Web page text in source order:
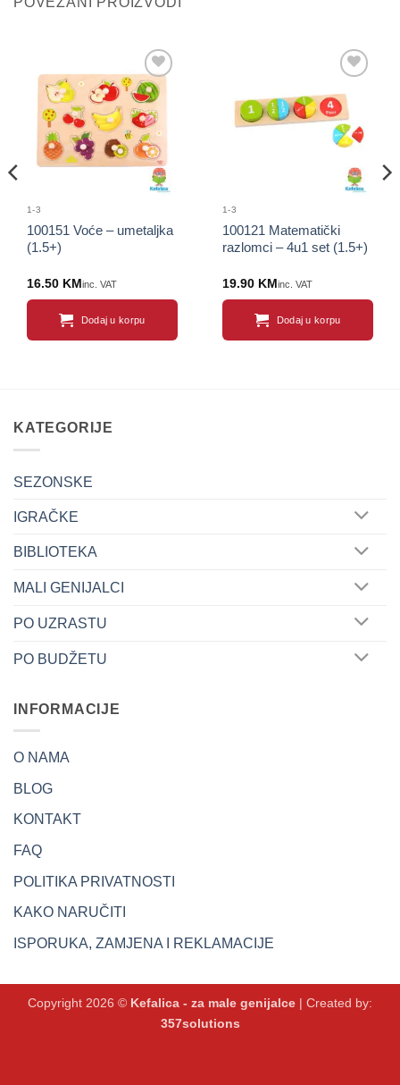
Sačuvaj
proizvod
1-3
100151 Voće – umetaljka
(1.5+)
16.50 KM inc. VAT
Dodaj u korpu
proizvod
1-3
100121 Matematički
razlomci – 4u1 set (1.5+)
19.90 KM inc. VAT
Dodaj u korpu
KATEGORIJE
SEZONSKE
IGRAČKE
BIBLIOTEKA
MALI GENIJALCI
PO UZRASTU
PO BUDŽETU
INFORMACIJE
O NAMA
BLOG
KONTAKT
FAQ
POLITIKA PRIVATNOSTI
KAKO NARUČITI
ISPORUKA, ZAMJENA I REKLAMACIJE
Copyright 2026 © Kefalica - za male genijalce | Created by:
357solutions